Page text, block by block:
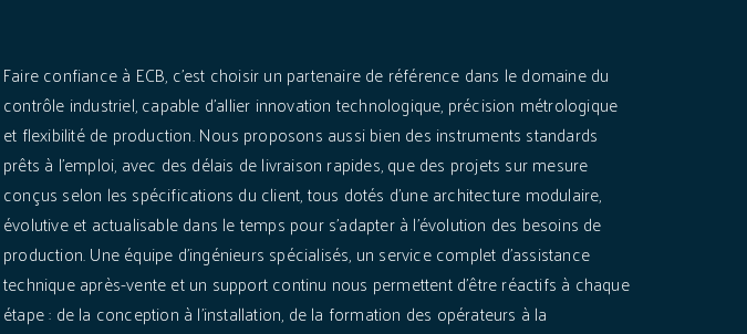
Faire confiance à ECB, c'est choisir un partenaire de référence dans le domaine du
contrôle industriel, capable d'allier innovation technologique, précision métrologique
et flexibilité de production. Nous proposons aussi bien des instruments standards
prêts à l'emploi, avec des délais de livraison rapides, que des projets sur mesure
conçus selon les spécifications du client, tous dotés d'une architecture modulaire,
évolutive et actualisable dans le temps pour s'adapter à l'évolution des besoins de
production. Une équipe d'ingénieurs spécialisés, un service complet d'assistance
technique après-vente et un support continu nous permettent d'être réactifs à chaque
étape : de la conception à l'installation, de la formation des opérateurs à la